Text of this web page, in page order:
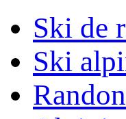
Ski de
Ski